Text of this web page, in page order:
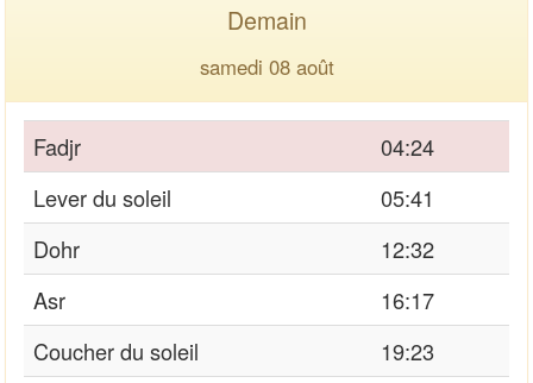
Demain
samedi 08 août
Fadjr
04:24
Lever du soleil
05:41
Dohr
12:32
Asr
16:17
Coucher du soleil
19:23